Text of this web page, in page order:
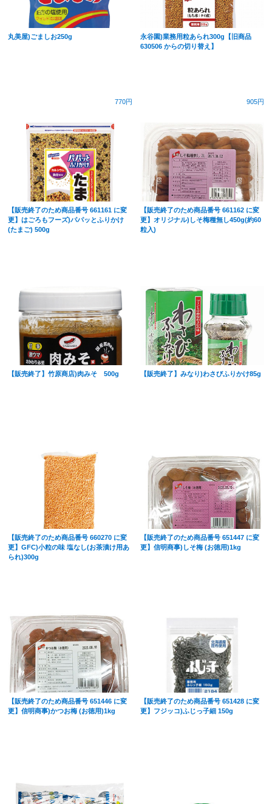
丸美屋)ごましお250g
770円
永谷園)業務用粒あられ300g【旧商品
630506 からの切り替え】
905円
【販売終了のため商品番号 661161 に変
更】はごろもフーズ)パパッとふりかけ
(たまご) 500g
【販売終了のため商品番号 661162 に変
更】オリジナル)しそ梅種無し450g(約60
粒入)
【販売終了】竹原商店)肉みそ 500g 【販売終了】みなり)わさびふりかけ85g
【販売終了のため商品番号 660270 に変
更】GFC)小粒の味 塩なし(お茶漬け用あ
られ)300g
【販売終了のため商品番号 651447 に変
更】信明商事)しそ梅 (お徳用)1kg
【販売終了のため商品番号 651446 に変
更】信明商事)かつお梅 (お徳用)1kg
【販売終了のため商品番号 651428 に変
更】フジッコ)ふじっ子細 150g